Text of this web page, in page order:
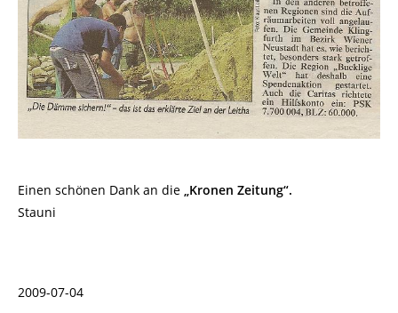
Einen schönen Dank an die „Kronen Zeitung“.
Stauni
2009-07-04